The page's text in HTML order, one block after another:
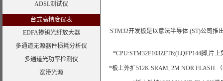
ADSL测试仪
台式高精度仪表
EDFA掺铒光纤放大器
多通道无源器件损耗分析仪
多通道光功率检测仪
宽带光源
STM32开发板是以意法半导体 (ST)公司推
*CPU:STM32F103ZET6;(LQFP144脚,片
*板上外扩512K SRAM, 2M NOR FLASH